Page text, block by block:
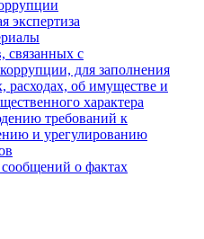
экспертиза
связанных с
для заполнения
расходах, об имуществе и
характера
требований к
и урегулированию
сообщений о фактах